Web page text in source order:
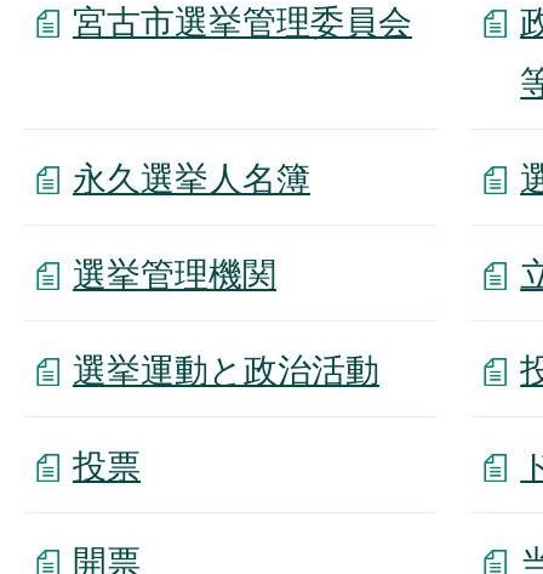
宮古市選挙管理委員会
永久選挙人名簿
選挙管理機関
選挙運動と政治活動
投票
開票